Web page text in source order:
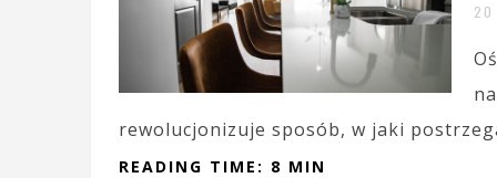
20
rewolucjonizuje sposób, w jaki
READING TIME: 8 MIN